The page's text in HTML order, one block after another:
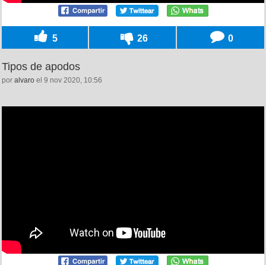
5 26 0
Tipos de apodos
por alvaro el 9 nov 2020, 10:56